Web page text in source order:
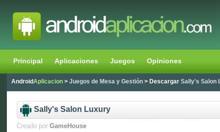
Principal Aplicaciones Juegos Opiniones
AndroidAplicacion > Juegos de Mesa y Gestión > Descargar Sally's Salon
Sally's Salon Luxury
Creado por GameHouse